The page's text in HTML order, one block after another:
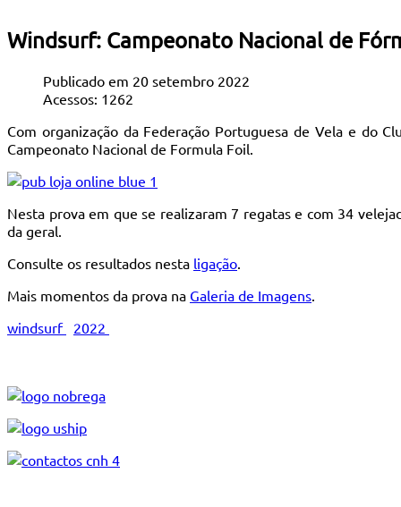
Windsurf: Campeonato Nacional de
Publicado em 20 setembro 2022
Acessos: 1262
Com organização da Federação Portuguesa de Vela e do
Campeonato Nacional de Formula Foil.
Nesta prova em que se realizaram 7 regatas e com 34
da geral.
Consulte os resultados nesta ligação.
Mais momentos da prova na Galeria de Imagens.
windsurf 2022